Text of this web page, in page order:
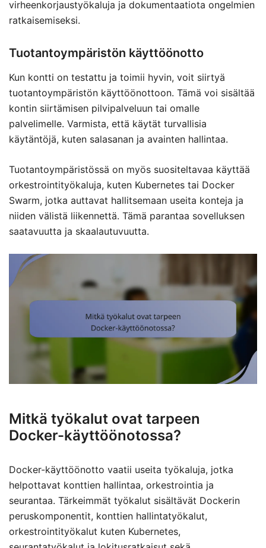
virheenkorjaustyökaluja ja dokumentaatiota ongelmien
ratkaisemiseksi.
Tuotantoympäristön käyttöönotto
Kun kontti on testattu ja toimii hyvin, voit siirtyä
tuotantoympäristön käyttöönottoon. Tämä voi sisältää
kontin siirtämisen pilvipalveluun tai omalle
palvelimelle. Varmista, että käytät turvallisia
käytäntöjä, kuten salasanan ja avainten hallintaa.
Tuotantoympäristössä on myös suositeltavaa käyttää
orkestrointityökaluja, kuten Kubernetes tai Docker
Swarm, jotka auttavat hallitsemaan useita konteja ja
niiden välistä liikennettä. Tämä parantaa sovelluksen
saatavuutta ja skaalautuvuutta.
Mitkä työkalut ovat tarpeen
Docker-käyttöönotossa?
Docker-käyttöönotto vaatii useita työkaluja, jotka
helpottavat konttien hallintaa, orkestrointia ja
seurantaa. Tärkeimmät työkalut sisältävät Dockerin
peruskomponentit, konttien hallintatyökalut,
orkestrointityökalut kuten Kubernetes,